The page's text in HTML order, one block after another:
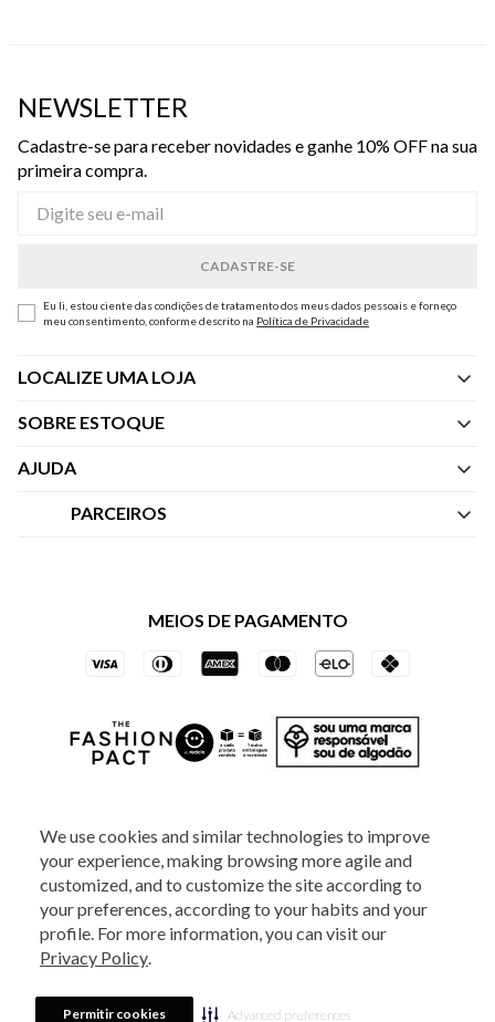
We use cookies and similar technologies to improve
your experience, making browsing more agile and
customized, and to customize the site according to
your preferences, according to your habits and your
profile. For more information, you can visit our
Privacy Policy.
Permitir cookies Advanced preferences
NEWSLETTER
Cadastre-se para receber novidades e ganhe 10% OFF na sua
primeira compra.
Eu li, estou ciente das condições de tratamento dos meus dados pessoais e forneço
meu consentimento, conforme descrito na Política de Privacidade
LOCALIZE UMA LOJA
SOBRE ESTOQUE
Quem Somos
AJUDA
Central de Atendimento
Trocas e Devoluções
PARCEIROS
Vai de Visa
Azul Fidelidade
MEIOS DE PAGAMENTO
2025 - Veste S.A Estilo. Todos os direitos reservados - A loja Estoque reserva-
se no direito de corrigir ou alterar informações como: preços, promoções e
880 5520.Horário de Atendimento:
Sábados das 8h às 14h, exceto feriados. Veste S.A Estilo. Rua Othão, 405, Vila